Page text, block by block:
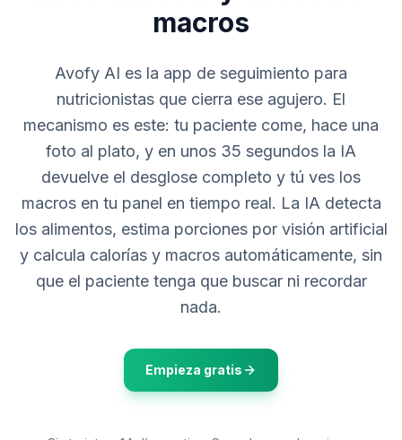
macros
Avofy AI es la app de seguimiento para
nutricionistas que cierra ese agujero. El
mecanismo es este: tu paciente come, hace una
foto al plato, y en unos 35 segundos la IA
devuelve el desglose completo y tú ves los
macros en tu panel en tiempo real. La IA detecta
los alimentos, estima porciones por visión artificial
y calcula calorías y macros automáticamente, sin
que el paciente tenga que buscar ni recordar
nada.
Empieza gratis